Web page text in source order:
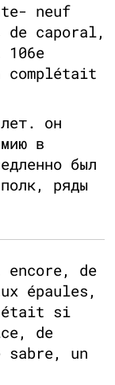
neuf
de caporal,
complétait
он
в
был
ряды
de
épaules,
était si
de
un